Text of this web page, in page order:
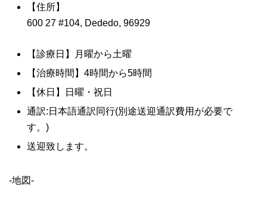
【住所】
600 27 #104, Dededo, 96929
【診療日】月曜から土曜
【治療時間】4時間から5時間
【休日】日曜・祝日
通訳:日本語通訳同行(別途送迎通訳費用が必要で
す。)
送迎致します。
-地図-